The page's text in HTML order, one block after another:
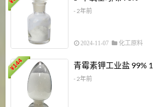
¥
- 2年前
2024-11-07 化工原料
¥
144 青霉素钾工业盐 99%
- 2年前